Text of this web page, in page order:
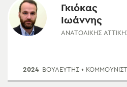
Γκιόκας
Ιωάννης
ΑΝΑΤΟΛΙΚΉΣ
2024 ΒΟΥΛΕΥΤΗΣ •